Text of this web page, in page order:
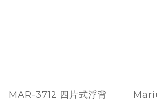
MAR-3712 四片式浮背